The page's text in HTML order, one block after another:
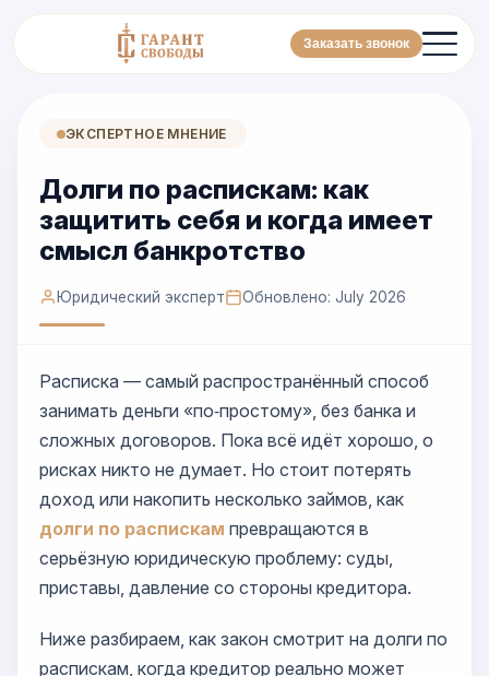
Заказать звонок
ЭКСПЕРТНОЕ МНЕНИЕ
Долги по распискам: как
защитить себя и когда имеет
смысл банкротство
Юридический эксперт Обновлено: July 2026
Расписка — самый распространённый способ
занимать деньги «по‑простому», без банка и
сложных договоров. Пока всё идёт хорошо, о
рисках никто не думает. Но стоит потерять
доход или накопить несколько займов, как
долги по распискам превращаются в
серьёзную юридическую проблему: суды,
приставы, давление со стороны кредитора.
Ниже разбираем, как закон смотрит на долги по
распискам, когда кредитор реально может